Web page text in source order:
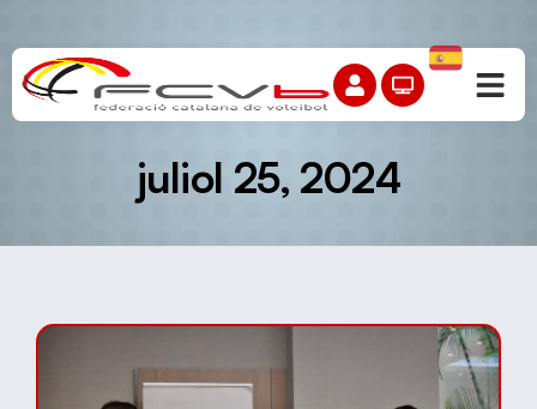
juliol 25, 2024